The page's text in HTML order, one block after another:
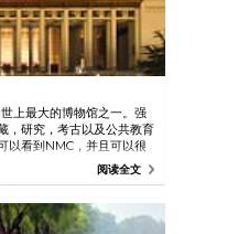
上最大的博物馆之一。强
，研究，考古以及公共教育
以看到NMC，并且可以很
万不要错过这迷人的佛教
阅读全文